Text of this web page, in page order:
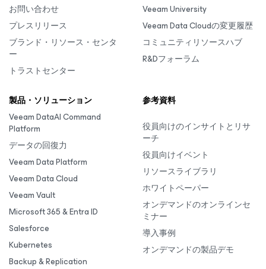
お問い合わせ
プレスリリース
ブランド・リソース・センタ
ー
トラストセンター
Veeam University
Veeam Data Cloudの変更履歴
コミュニティリソースハブ
R&Dフォーラム
製品・ソリューション
Veeam DataAI Command
Platform
データの回復力
Veeam Data Platform
Veeam Data Cloud
Veeam Vault
Microsoft 365 & Entra ID
Salesforce
Kubernetes
Backup & Replication
参考資料
役員向けのインサイトとリサ
ーチ
役員向けイベント
リソースライブラリ
ホワイトペーパー
オンデマンドのオンラインセ
ミナー
導入事例
オンデマンドの製品デモ